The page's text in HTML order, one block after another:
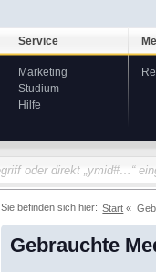
Service
Marketing
Studium
Hilfe
Sie befinden sich hier: Start
Gebrauchte